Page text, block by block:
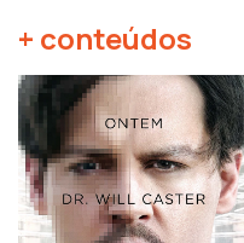
+ conteúdos